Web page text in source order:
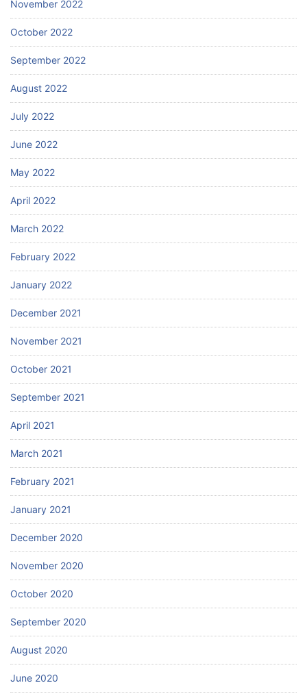
November 2022
October 2022
September 2022
August 2022
July 2022
June 2022
May 2022
April 2022
March 2022
February 2022
January 2022
December 2021
November 2021
October 2021
September 2021
April 2021
March 2021
February 2021
January 2021
December 2020
November 2020
October 2020
September 2020
August 2020
June 2020